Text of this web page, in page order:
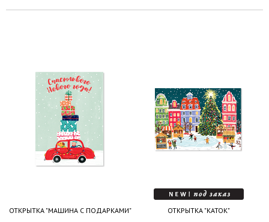
ОТКРЫТКА "МАШИНА С ПОДАРКАМИ" ОТКРЫТКА "КАТОК"